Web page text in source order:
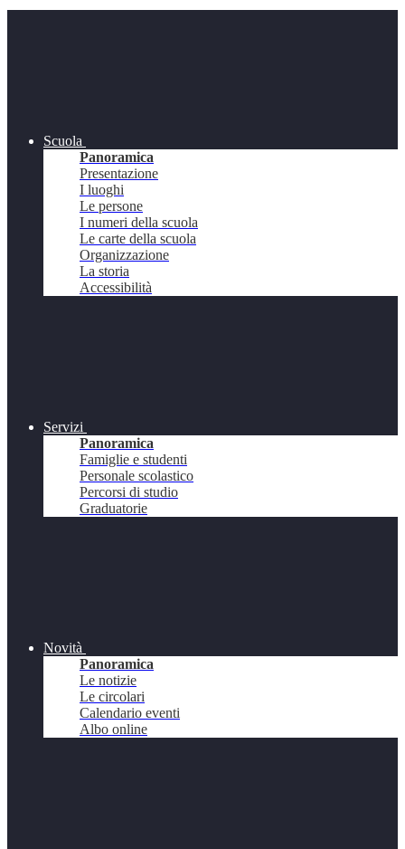
Scuola
Panoramica
Presentazione
I luoghi
Le persone
I numeri della scuola
Le carte della scuola
Organizzazione
La storia
Accessibilità
Servizi
Panoramica
Famiglie e studenti
Personale scolastico
Percorsi di studio
Graduatorie
Novità
Panoramica
Le notizie
Le circolari
Calendario eventi
Albo online